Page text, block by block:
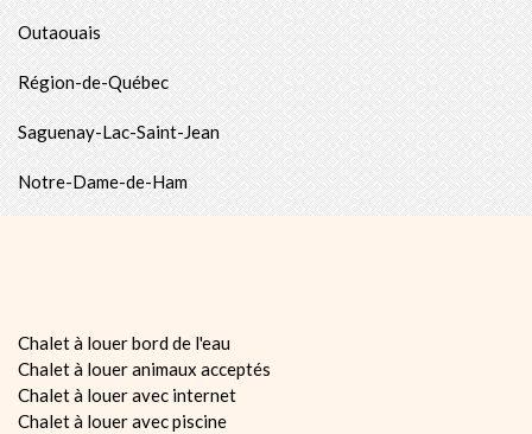
Outaouais
Région-de-Québec
Saguenay-Lac-Saint-Jean
Notre-Dame-de-Ham
Chalet à louer bord de l'eau
Chalet à louer animaux acceptés
Chalet à louer avec internet
Chalet à louer avec piscine